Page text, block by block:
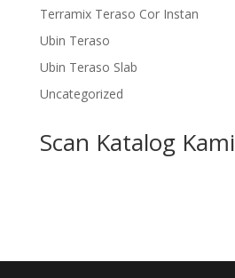
Terramix Teraso Cor Instan
Ubin Teraso
Ubin Teraso Slab
Uncategorized
Scan Katalog Kami